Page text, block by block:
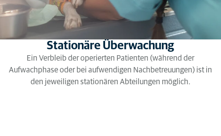
Stationäre Überwachung
Ein Verbleib der operierten Patienten (während der
Aufwachphase oder bei aufwendigen Nachbetreuungen) ist in
den jeweiligen stationären Abteilungen möglich.